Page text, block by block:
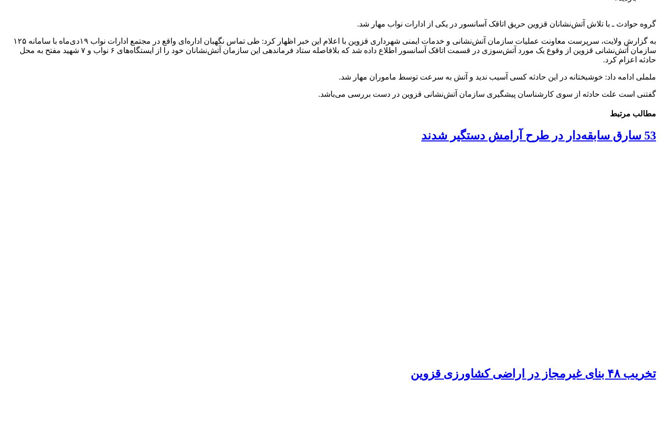
گروه حوادث ـ با تلاش آتش‌نشانان قزوین حریق اتاقک آسانسور در یکی از ادارات نواب مهار شد.
به گزارش ولایت، سرپرست معاونت عملیات سازمان آتش‌نشانی و خدمات ایمنی شهرداری قزوین با اعلام این خبر اظهار کرد: طی تماس نگهبان اداره‌ای واقع در مجتمع ادارات نواب ۱۹دی‌ماه با سامانه ۱۲۵
سازمان آتش‌نشانی قزوین از وقوع یک مورد آتش‌سوزی در قسمت اتاقک آسانسور اطلاع داده شد که بلافاصله ستاد فرماندهی این سازمان آتش‌نشانان خود را از ایستگاه‌های ۶ نواب و ۷ شهید مفتح به محل
حادثه اعزام کرد.
ململی ادامه داد: خوشبختانه در این حادثه کسی آسیب ندید و آتش به سرعت توسط ماموران مهار شد.
گفتنی است علت حادثه از سوی کارشناسان پیشگیری سازمان آتش‌نشانی قزوین در دست بررسی می‌باشد.
مطالب مرتبط
53 سارق سابقه‌دار در طرح آرامش دستگیر شدند
تخریب ۴۸ بنای غیرمجاز در اراضی کشاورزی قزوین